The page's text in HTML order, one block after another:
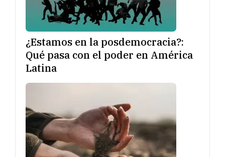
¿Estamos en la posdemocracia?:
Qué pasa con el poder en América
Latina